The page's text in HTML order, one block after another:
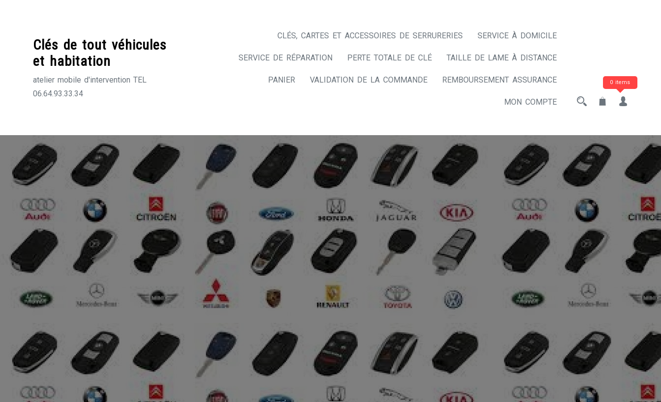
Clés de tout véhicules
et habitation
atelier mobile d'intervention TEL
06.64.93.33.34
CLÉS, CARTES ET ACCESSOIRES DE SERRURERIES SERVICE À DOMICILE
SERVICE DE RÉPARATION PERTE TOTALE DE CLÉ TAILLE DE LAME À DISTANCE
PANIER VALIDATION DE LA COMMANDE REMBOURSEMENT ASSURANCE
MON COMPTE
0 items